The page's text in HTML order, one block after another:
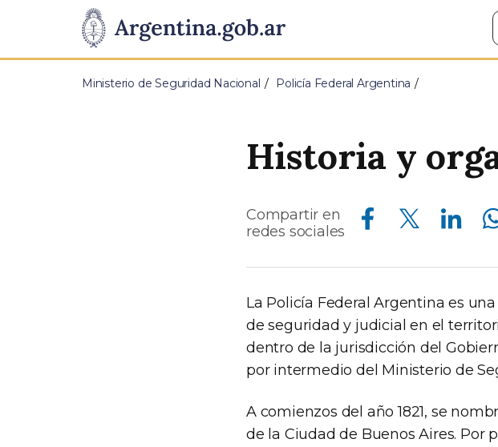
Presidencia
de
Pasar al contenido principal
Ministerio de Seguridad Nacional Policía Federal Argentina
Historia y
Compartir en
redes sociales
Compartir en Facebook Compartir en Twitter Compartir en Linkedin Compartir en Whatsapp
La Policía Federal Argentina es
de seguridad y judicial en el
dentro de la jurisdicción del
por intermedio del Ministerio de
A comienzos del año 1821, se
de la Ciudad de Buenos Aires. Por